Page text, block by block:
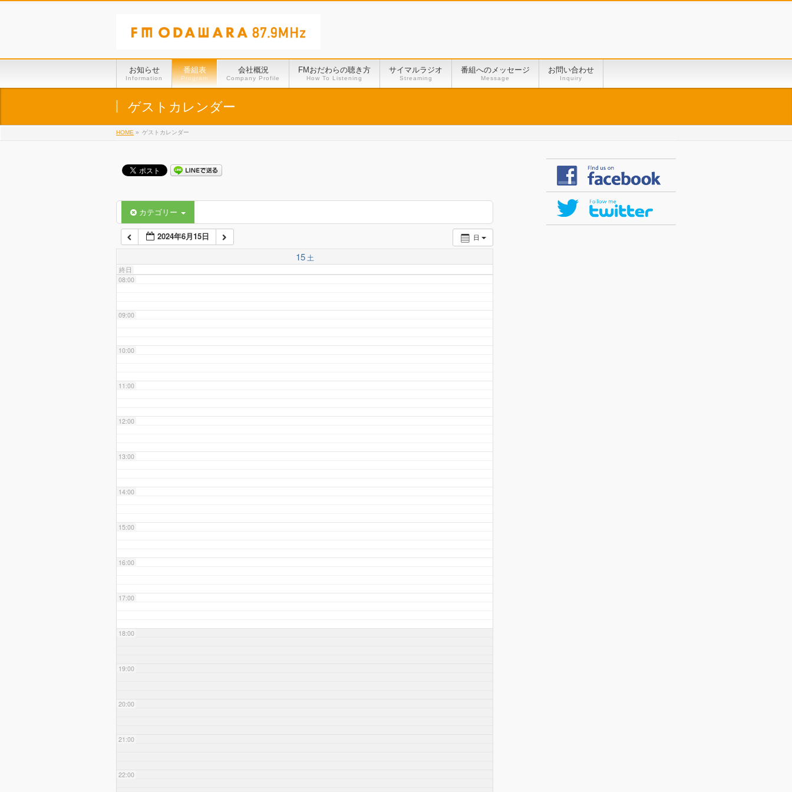
お知らせ
Information
番組表
Program
会社概況
Company Profile
FMおだわらの聴き方
How To Listening
サイマルラジオ
Streaming
番組へのメッセージ
Message
お問い合わせ
Inquiry
ゲストカレンダー
HOME » ゲストカレンダー
カテゴリー
日
2024年6月15日
15 土
終日
01:00
02:00
03:00
04:00
05:00
06:00
07:00
08:00
09:00
10:00
11:00
12:00
13:00
14:00
15:00
16:00
17:00
18:00
19:00
20:00
21:00
22:00